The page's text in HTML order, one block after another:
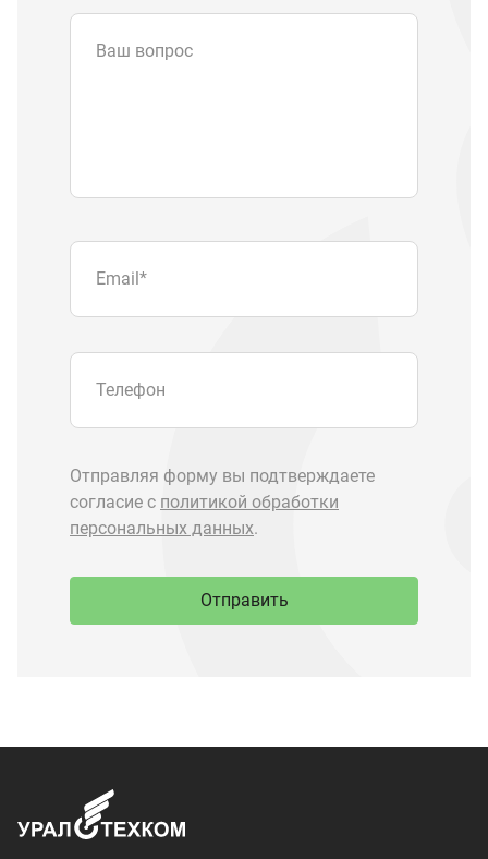
Ваш вопрос
Запчасти Урал
Запчасти Камаз
Спецпредложения
Доставка и оплата